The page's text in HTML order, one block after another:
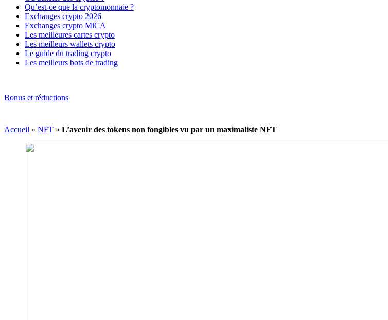
Qu’est-ce que la cryptomonnaie ?
Exchanges crypto 2026
Exchanges crypto MiCA
Les meilleures cartes crypto
Les meilleurs wallets crypto
Le guide du trading crypto
Les meilleurs bots de trading
Bonus et réductions
Accueil » NFT » L’avenir des tokens non fongibles vu par un maximaliste NFT